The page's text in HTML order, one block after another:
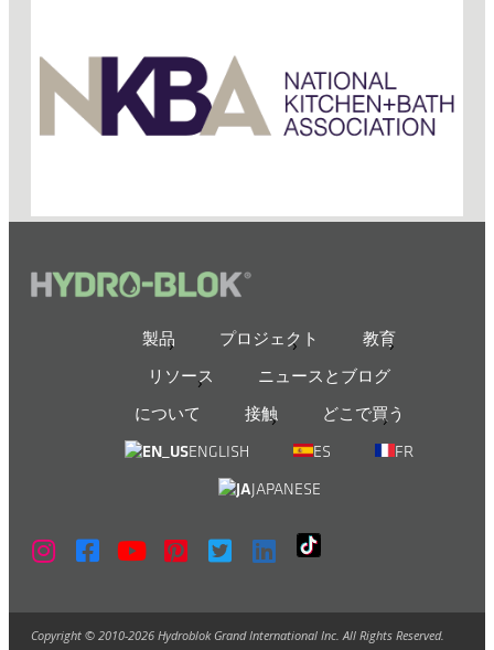
製品 プロジェクト
教育
リソース
ニュースとブログ
について
接触
どこで買う
ENGLISH
ES
FR
JAPANESE
Copyright © 2010-2026 Hydroblok Grand International Inc. All Rights Reserved.